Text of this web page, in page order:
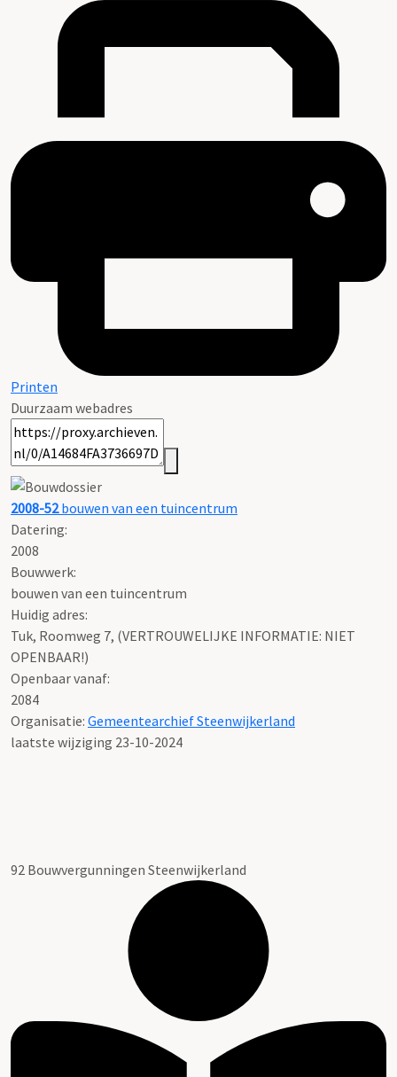
Printen
Duurzaam webadres
2008-52bouwen van een tuincentrum
Datering:
2008
Bouwwerk:
bouwen van een tuincentrum
Huidig adres:
Tuk, Roomweg 7, (VERTROUWELIJKE INFORMATIE: NIET
OPENBAAR!)
Openbaar vanaf:
2084
Organisatie: Gemeentearchief Steenwijkerland
laatste wijziging 23-10-2024
92 Bouwvergunningen Steenwijkerland